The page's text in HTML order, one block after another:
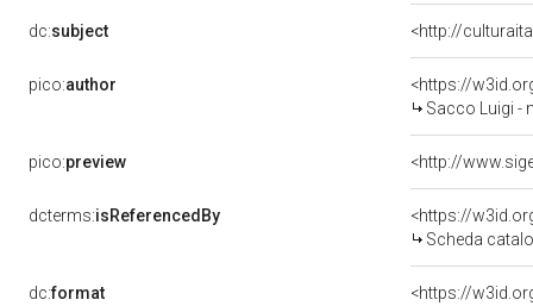
dc:subject <http://
pico:author
<https://
Sacco Luigi -
pico:preview
dcterms:isReferencedBy
<https://
Scheda
dc:format
<https://